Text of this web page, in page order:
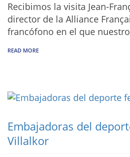
Recibimos la visita Jean-
director de la Alliance
francófono en el que
READ MORE
Embajadoras del
Villalkor